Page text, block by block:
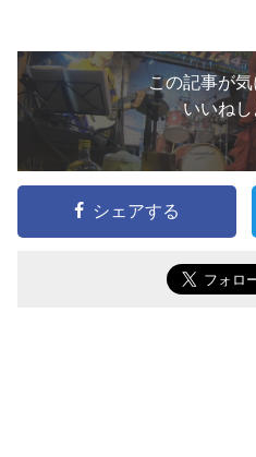
この記事が
いいね
シェアする